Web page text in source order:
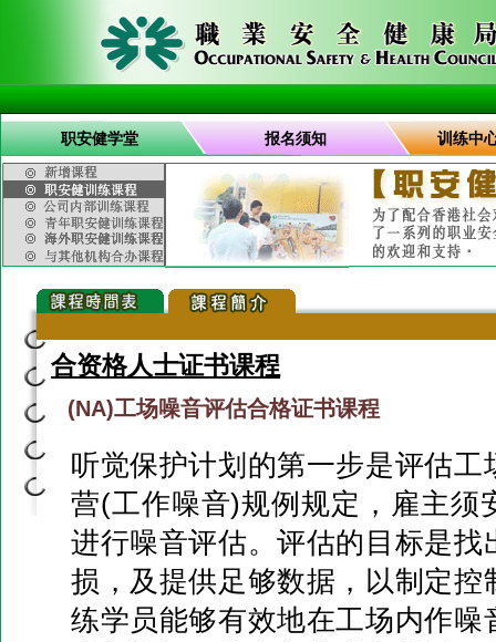
职安健学堂 报名须知 训练中
合资格人士证书课程
(NA)工场噪音评估合格证书课程
听觉保护计划的第一步是评估
营(工作噪音)规例规定，雇主须
进行噪音评估。评估的目标是找
损，及提供足够数据，以制定控
练学员能够有效地在工场内作噪